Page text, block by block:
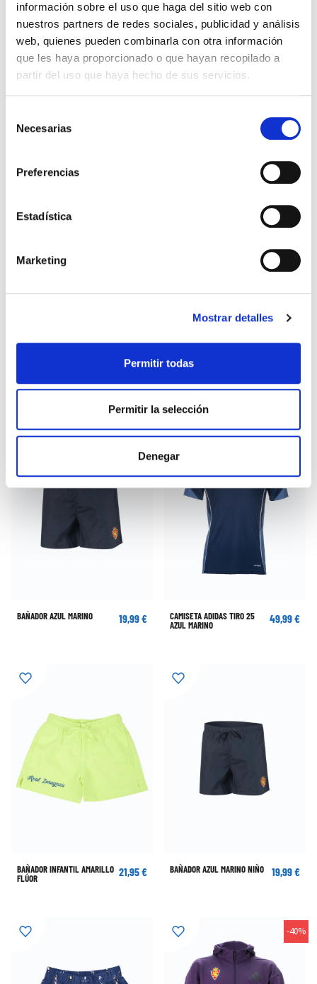
información sobre el uso que haga del sitio web con
nuestros partners de redes sociales, publicidad y análisis
web, quienes pueden combinarla con otra información
que les haya proporcionado o que hayan recopilado a
partir del uso que haya hecho de sus servicios.
Necesarias
Preferencias
Estadística
Marketing
Mostrar detalles
Permitir todas
Permitir la selección
Denegar
SUDADERA ADIDAS VERDE
90,00 €
-30%
BOSQUE
BAÑADOR AZUL MARINO 19,99 €
CAMISETA ADIDAS TIRO 25
AZUL MARINO
49,99 €
BAÑADOR INFANTIL AMARILLO
FLÚOR
21,95 € BAÑADOR AZUL MARINO NIÑO 19,99 €
-40%